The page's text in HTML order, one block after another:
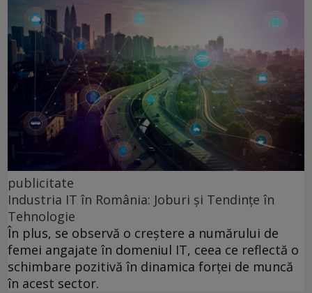
publicitate
Industria IT în România: Joburi și Tendințe în
Tehnologie
În plus, se observă o creștere a numărului de
femei angajate în domeniul IT, ceea ce reflectă o
schimbare pozitivă în dinamica forței de muncă
în acest sector.